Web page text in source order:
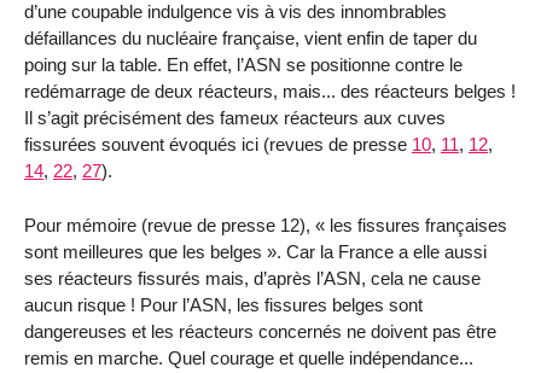
d’une coupable indulgence vis à vis des innombrables
défaillances du nucléaire française, vient enfin de taper du
poing sur la table. En effet, l’ASN se positionne contre le
redémarrage de deux réacteurs, mais... des réacteurs belges !
Il s’agit précisément des fameux réacteurs aux cuves
fissurées souvent évoqués ici (revues de presse 10, 11, 12,
14, 22, 27).
Pour mémoire (revue de presse 12), « les fissures françaises
sont meilleures que les belges ». Car la France a elle aussi
ses réacteurs fissurés mais, d’après l’ASN, cela ne cause
aucun risque ! Pour l’ASN, les fissures belges sont
dangereuses et les réacteurs concernés ne doivent pas être
remis en marche. Quel courage et quelle indépendance...